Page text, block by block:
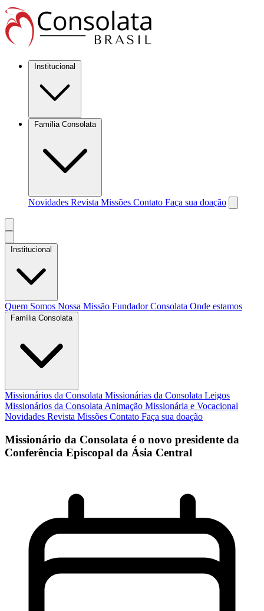
Institucional
Família Consolata
Novidades Revista Missões Contato Faça sua doação
Institucional
Quem Somos Nossa Missão FundadorConsolata Onde estamos
Família Consolata
Missionários da Consolata Missionárias da Consolata Leigos
Missionários da Consolata Animação Missionária e Vocacional
Novidades Revista Missões Contato Faça sua doação
Missionário da Consolata é o novo presidente da
Conferência Episcopal da Ásia Central